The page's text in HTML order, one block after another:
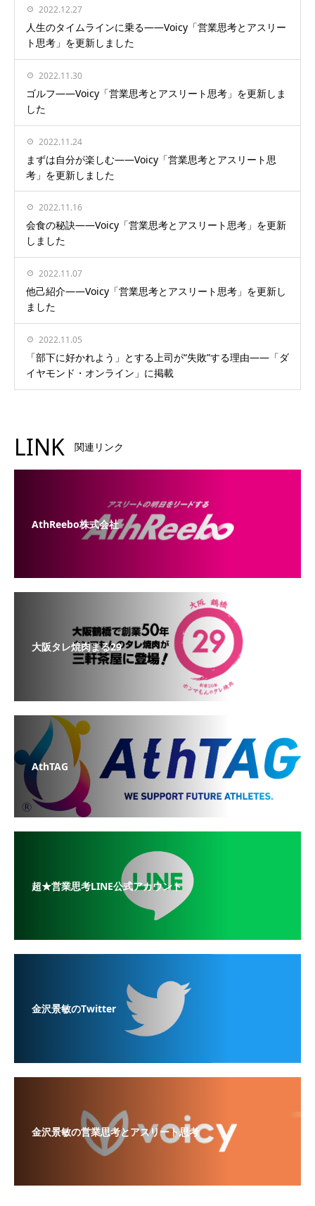
2022.12.27
人生のタイムラインに乗る——Voicy「営業思考とアスリー
ト思考」を更新しました
2022.11.30
ゴルフ——Voicy「営業思考とアスリート思考」を更新しま
した
2022.11.24
まずは自分が楽しむ——Voicy「営業思考とアスリート思
考」を更新しました
2022.11.16
会食の秘訣——Voicy「営業思考とアスリート思考」を更新
しました
2022.11.07
他己紹介——Voicy「営業思考とアスリート思考」を更新し
ました
2022.11.05
「部下に好かれよう」とする上司が“失敗”する理由——「ダ
イヤモンド・オンライン」に掲載
LINK 関連リンク
AthReebo株式会社
大阪タレ焼肉まる29
AthTAG
超★営業思考LINE公式アカウント
金沢景敏のTwitter
金沢景敏の営業思考とアスリート思考